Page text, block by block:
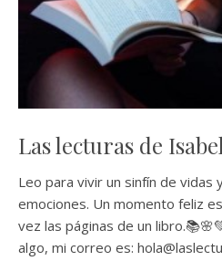
Las lecturas de Isabel
Leo para vivir un sinfín de vidas
emociones. Un momento feliz
vez las páginas de un
algo, mi correo es: